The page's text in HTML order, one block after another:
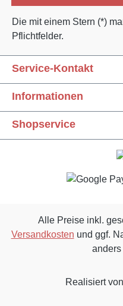
Die mit einem Stern (*)
Pflichtfelder.
Service-Kontakt
Informationen
Shopservice
Alle Preise inkl.
Versandkosten und ggf.
Realisiert
Text vergrößern
Animationen stoppen